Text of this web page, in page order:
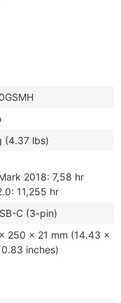
(4.37 lbs)
2018: 7,58 hr
11,255 hr
C (3-pin)
250 x 21 mm (14.43 x
inches)